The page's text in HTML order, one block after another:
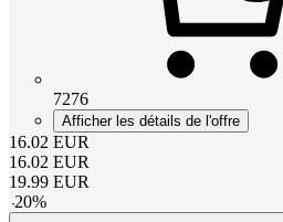
7276
Afficher les détails de l'offre
16.02 EUR
16.02 EUR
19.99 EUR
-20%